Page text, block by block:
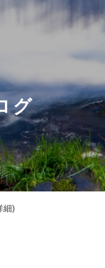
グ
細)